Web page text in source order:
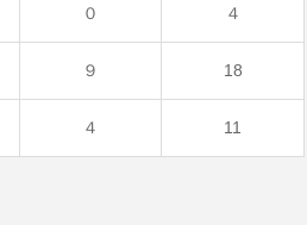
０ ４
９ 18
４ 11